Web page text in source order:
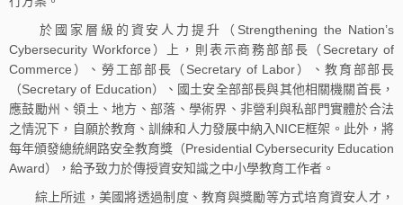
於國家層級的資安人力提升（Strengthening the Nation’s
Cybersecurity Workforce）上，則表示商務部部長（Secretary of
Commerce）、勞工部部長（Secretary of Labor）、教育部部長
（Secretary of Education）、國土安全部部長與其他相關機關首長，
應鼓勵州、領土、地方、部落、學術界、非營利與私部門實體於合法
之情況下，自願於教育、訓練和人力發展中納入NICE框架。此外，將
每年頒發總統網路安全教育獎（Presidential Cybersecurity Education
Award），給予致力於傳授資安知識之中小學教育工作者。
綜上所述，美國將透過制度、教育與獎勵等方式培育資安人才，